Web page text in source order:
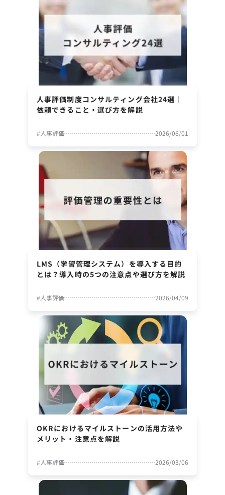
人事評価制度コンサルティング会社24選｜
依頼できること・選び方を解説
#人事評価 2026/06/01
LMS（学習管理システム）を導入する目的
とは？導入時の5つの注意点や選び方を解説
#人事評価 2026/04/09
OKRにおけるマイルストーンの活用方法や
メリット・注意点を解説
#人事評価 2026/03/06